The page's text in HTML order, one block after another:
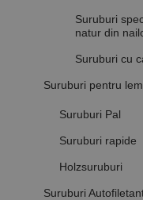
Suruburi
natur din
Suruburi cu
Suruburi pentru
Suruburi Pal
Suruburi rapide
Holzsuruburi
Suruburi